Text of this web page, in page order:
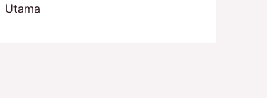
Utama